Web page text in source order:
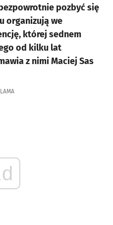
pozbyć się
organizują we
której sednem
od kilku lat
z nimi Maciej Sas